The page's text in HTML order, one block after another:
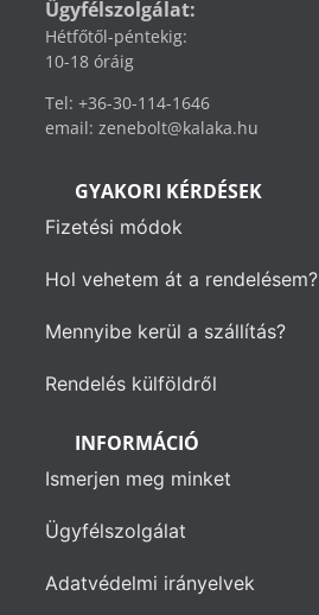
Ügyfélszolgálat:
Hétfőtől-péntekig:
10-18 óráig
Tel: +36-30-114-1646
email: zenebolt@kalaka.hu
GYAKORI KÉRDÉSEK
Fizetési módok
Hol vehetem át a rendelésem?
Mennyibe kerül a szállítás?
Rendelés külföldről
INFORMÁCIÓ
Ismerjen meg minket
Ügyfélszolgálat
Adatvédelmi irányelvek